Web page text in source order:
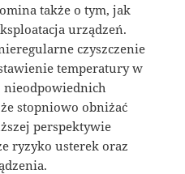
także o tym, jak
urządzeń.
czyszczenie
temperatury w
nieodpowiednich
stopniowo obniżać
perspektywie
ryzyko usterek oraz